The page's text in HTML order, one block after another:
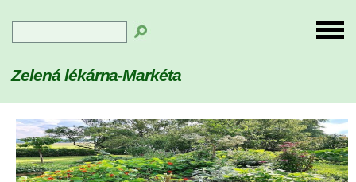
Zelená lékárna-Markéta